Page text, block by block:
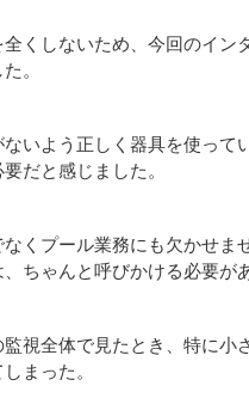
くしないため、今回のイン
。
いよう正しく器具を使って
だと感じました。
くプール業務にも欠かせま
ちゃんと呼びかける必要が
視全体で見たとき、特に小
まった。